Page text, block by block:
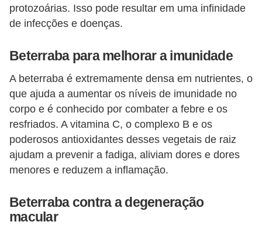
protozoárias. Isso pode resultar em uma infinidade
de infecções e doenças.
Beterraba para melhorar a imunidade
A beterraba é extremamente densa em nutrientes, o
que ajuda a aumentar os níveis de imunidade no
corpo e é conhecido por combater a febre e os
resfriados. A vitamina C, o complexo B e os
poderosos antioxidantes desses vegetais de raiz
ajudam a prevenir a fadiga, aliviam dores e dores
menores e reduzem a inflamação.
Beterraba contra a degeneração
macular